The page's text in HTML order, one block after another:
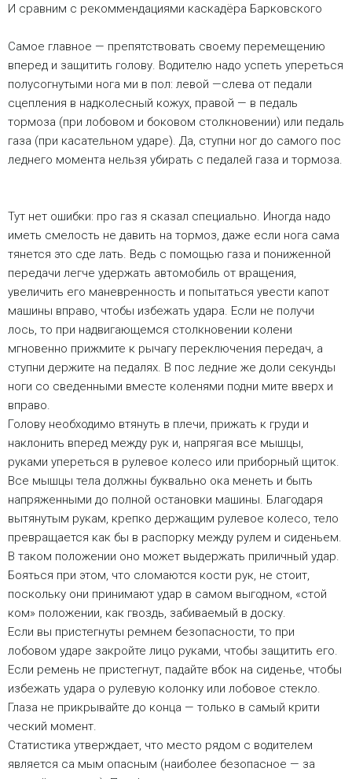
И сравним с рекоммендациями каскадёра Барковского
Самое главное — препятствовать своему перемещению
вперед и защитить голову. Водителю надо успеть упереться
полусогнутыми нога ми в пол: левой —слева от педали
сцепления в надколесный кожух, правой — в педаль
тормоза (при лобовом и боковом столкновении) или педаль
газа (при касательном ударе). Да, ступни ног до самого пос
леднего момента нельзя убирать с педалей газа и тормоза.
Тут нет ошибки: про газ я сказал специально. Иногда надо
иметь смелость не давить на тормоз, даже если нога сама
тянется это сде лать. Ведь с помощью газа и пониженной
передачи легче удержать автомобиль от вращения,
увеличить его маневренность и попытаться увести капот
машины вправо, чтобы избежать удара. Если не получи
лось, то при надвигающемся столкновении колени
мгновенно прижмите к рычагу переключения передач, а
ступни держите на педалях. В пос ледние же доли секунды
ноги со сведенными вместе коленями подни мите вверх и
вправо.
Голову необходимо втянуть в плечи, прижать к груди и
наклонить вперед между рук и, напрягая все мышцы,
руками упереться в рулевое колесо или приборный щиток.
Все мышцы тела должны буквально ока менеть и быть
напряженными до полной остановки машины. Благодаря
вытянутым рукам, крепко держащим рулевое колесо, тело
превращается как бы в распорку между рулем и сиденьем.
В таком положении оно мо­жет выдержать приличный удар.
Бояться при этом, что сломаются кости рук, не стоит,
поскольку они принимают удар в самом выгодном, «стой
ком» положении, как гвоздь, забиваемый в доску.
Если вы пристегнуты ремнем безопасности, то при
лобовом ударе закройте лицо руками, чтобы защитить его.
Если ремень не пристегнут, падайте вбок на сиденье, чтобы
избежать удара о рулевую колонку или лобовое стекло.
Глаза не прикрывайте до конца — только в самый крити
ческий момент.
Статистика утверждает, что место рядом с водителем
является са мым опасным (наиболее безопасное — за